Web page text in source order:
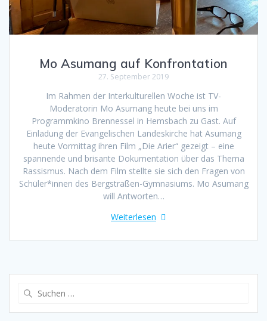
Mo Asumang auf Konfrontation
27. September 2019
Im Rahmen der Interkulturellen Woche ist TV-
Moderatorin Mo Asumang heute bei uns im
Programmkino Brennessel in Hemsbach zu Gast. Auf
Einladung der Evangelischen Landeskirche hat Asumang
heute Vormittag ihren Film „Die Arier“ gezeigt – eine
spannende und brisante Dokumentation über das Thema
Rassismus. Nach dem Film stellte sie sich den Fragen von
Schüler*innen des Bergstraßen-Gymnasiums. Mo Asumang
will Antworten…
Weiterlesen